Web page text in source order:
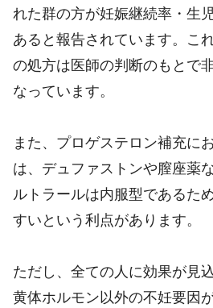
れた群の方が妊娠継続率・生
あると報告されています。こ
の処方は医師の判断のもとで
なっています。
また、プロゲステロン補充に
は、デュファストンや膣座薬
ルトラールは内服型であるた
すいという利点があります。
ただし、全ての人に効果が見
黄体ホルモン以外の不妊要因